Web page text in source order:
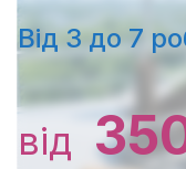
Від 3 до 7
від